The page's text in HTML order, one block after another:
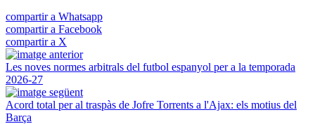
compartir a Whatsapp
compartir a Facebook
compartir a X
Les noves normes arbitrals del futbol espanyol per a la temporada
2026-27
Acord total per al traspàs de Jofre Torrents a l'Ajax: els motius del
Barça